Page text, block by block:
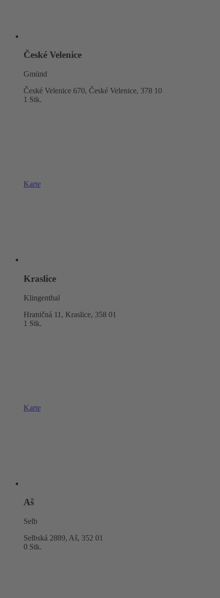
České Velenice
Gmünd
České Velenice 670, České Velenice, 378 10
1 Stk.
Karte
Kraslice
Klingenthal
Hraničná 11, Kraslice, 358 01
1 Stk.
Karte
Aš
Selb
Selbská 2889, Aš, 352 01
0 Stk.